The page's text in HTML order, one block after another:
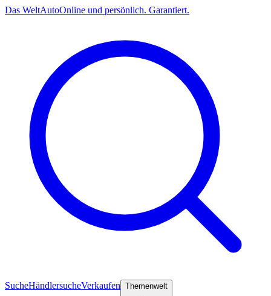
Das WeltAutoOnline und persönlich. Garantiert.
SucheHändlersucheVerkaufen Themenwelt